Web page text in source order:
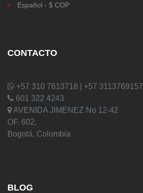
Español - $ COP
CONTACTO
+57 310 7613718 | +57 3113769157
601 322 4243
AVENIDA JIMENEZ No 12-42
OF. 602,
Bogotá, Colombia
BLOG